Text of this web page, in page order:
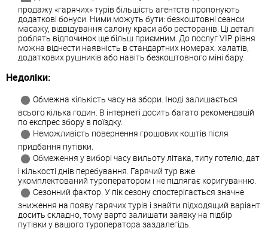
продажу «гарячих» турів більшість агентств пропонують
додаткові бонуси. Ними можуть бути: безкоштовні сеанси
масажу, відвідування салону краси або ресторанів. Ці деталі
роблять відпочинок ще більш приємним. До послуг VIP рівня
можна віднести наявність в стандартних номерах: халатів,
додаткових рушників або навіть безкоштовного міні бару.
Недоліки:
Обмежна кількість часу на збори. Іноді залишається
всього кілька годин. В інтернеті досить багато рекомендацій
по експрес збору в поїздку.
Неможливість повернення грошових коштів після
придбання путівки.
Обмеження у виборі часу вильоту літака, типу готелю, дат
і кількості днів перебування. Гарячий тур вже
укомплектований туроператором і не підлягає коригуванню.
Сезонний фактор. У пік сезону спостерігається значне
зниження на появу гарячих турів і знайти підходящий варіант
досить складно, тому варто залишати заявку на підбір
путівки у вашого туроператора заздалегідь.